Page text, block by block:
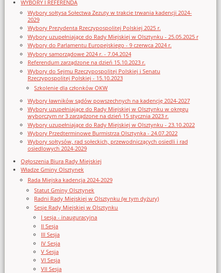
WYBORY I REFERENDA
Wybory sołtysa Sołectwa Zezuty w trakcie trwania kadencji 2024-
2029
Wybory Prezydenta Rzeczypospolitej Polskiej 2025 r.
Wybory uzupełniające do Rady Miejskiej w Olsztynku - 25.05.2025 r
Wybory do Parlamentu Europejskiego - 9 czerwca 2024 r.
Wybory samorządowe 2024 r. - 7.04.2024
Referendum zarządzone na dzień 15.10.2023 r.
Wybory do Sejmu Rzeczypospolitej Polskiej i Senatu
Rzeczypospolitej Polskiej - 15.10.2023
Szkolenie dla członków OKW
Wybory ławników sądów powszechnych na kadencję 2024-2027
Wybory uzupełniające do Rady Miejskiej w Olsztynku w okręgu
wyborczym nr 3 zarządzone na dzień 15 stycznia 2023 r.
Wybory uzupełniające do Rady Miejskiej w Olsztynku - 23.10.2022
Wybory Przedterminowe Burmistrza Olsztynka - 24.07.2022
Wybory sołtysów, rad sołeckich, przewodniczących osiedli i rad
osiedlowych 2024-2029
Ogłoszenia Biura Rady Miejskiej
Władze Gminy Olsztynek
Rada Miejska kadencja 2024-2029
Statut Gminy Olsztynek
Radni Rady Miejskiej w Olsztynku (w tym dyżury)
Sesje Rady Miejskiej w Olsztynku
I sesja - inauguracyjna
II Sesja
III Sesja
IV Sesja
V Sesja
VI Sesja
VII Sesja